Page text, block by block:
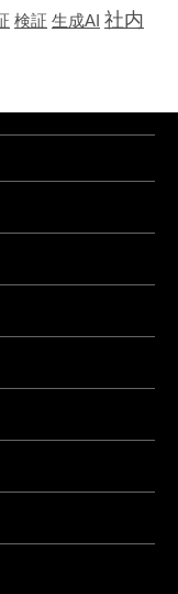
検証 生成AI 社内